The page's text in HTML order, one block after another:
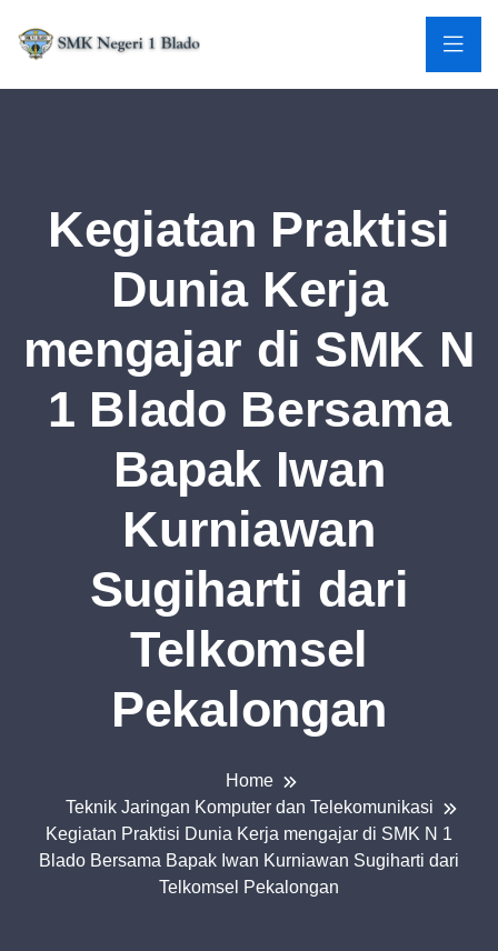
Kegiatan Praktisi
Dunia Kerja
mengajar di SMK N
1 Blado Bersama
Bapak Iwan
Kurniawan
Sugiharti dari
Telkomsel
Pekalongan
Home
Teknik Jaringan Komputer dan Telekomunikasi
Kegiatan Praktisi Dunia Kerja mengajar di SMK N 1
Blado Bersama Bapak Iwan Kurniawan Sugiharti dari
Telkomsel Pekalongan